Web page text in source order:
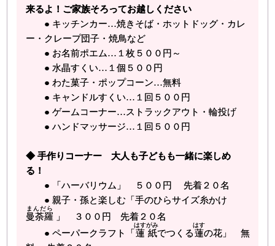
来るよ！ご家族そろってお越しください
● キッチンカー…焼きそば・ホットドッグ・カレ
ー・クレープ団子・焼鳥など
● お名前ポエム…１枚５００円～
● 水晶すくい…１個５００円
● わた菓子・ポップコーン…無料
● キャンドルすくい…１回５００円
● ゲームコーナー…ストラックアウト・輪投げ
● ハンドマッサージ…１回５００円
◆ 手作りコーナー 大人も子どもも一緒に楽しめ
る！
● 「ハーバリウム」 ５００円 先着２０名
● 親子・孫と楽しむ「手のひらサイズ糸かけ
曼荼羅
まんだら
」 ３００円 先着２０名
● ペーパークラフト「 蓮紙
はすがみ
でつくる蓮
はす
の花」 無